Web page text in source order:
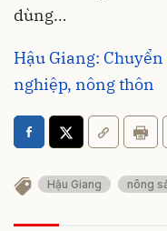
dùng…
Hậu Giang:
nghiệp, nông thôn
Hậu Giang nông